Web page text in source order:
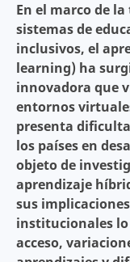
En el marco de
sistemas de
inclusivos, el
learning) ha
innovadora que
entornos
presenta
los países en
objeto de
aprendizaje
sus
institucionales lo
acceso,